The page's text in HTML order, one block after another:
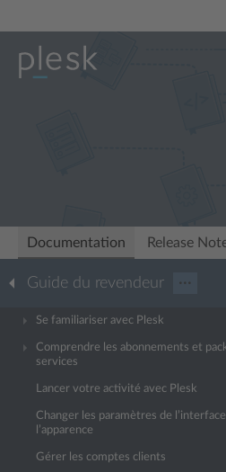
Documentation Release
Guide du revendeur ···
Se familiariser avec Plesk
Comprendre les abonnements et
services
Lancer votre activité avec Plesk
Changer les paramètres de
l’apparence
Gérer les comptes clients